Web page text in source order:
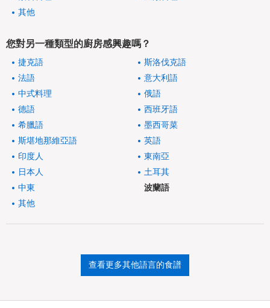
其他
您對另一種類型的廚房感興趣嗎？
捷克語
斯洛伐克語
法語
意大利語
中式料理
俄語
德語
西班牙語
希臘語
墨西哥菜
斯堪地那維亞語
英語
印度人
東南亞
日本人
土耳其
中東
波蘭語
其他
查看更多其他語言的食譜